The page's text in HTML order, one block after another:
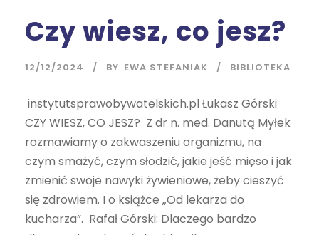
Czy wiesz, co jesz?
12/12/2024 BY EWA STEFANIAK BIBLIOTEKA
instytutsprawobywatelskich.pl Łukasz Górski
CZY WIESZ, CO JESZ? Z dr n. med. Danutą Myłek
rozmawiamy o zakwaszeniu organizmu, na
czym smażyć, czym słodzić, jakie jeść mięso i jak
zmienić swoje nawyki żywieniowe, żeby cieszyć
się zdrowiem. I o książce „Od lekarza do
kucharza”. Rafał Górski: Dlaczego bardzo